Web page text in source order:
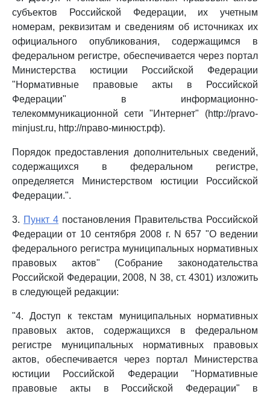
субъектов Российской Федерации, их учетным
номерам, реквизитам и сведениям об источниках их
официального опубликования, содержащимся в
федеральном регистре, обеспечивается через портал
Министерства юстиции Российской Федерации
"Нормативные правовые акты в Российской
Федерации" в информационно-
телекоммуникационной сети "Интернет" (http://pravo-
minjust.ru, http://право-минюст.рф).
Порядок предоставления дополнительных сведений,
содержащихся в федеральном регистре,
определяется Министерством юстиции Российской
Федерации.".
3. Пункт 4 постановления Правительства Российской
Федерации от 10 сентября 2008 г. N 657 "О ведении
федерального регистра муниципальных нормативных
правовых актов" (Собрание законодательства
Российской Федерации, 2008, N 38, ст. 4301) изложить
в следующей редакции:
"4. Доступ к текстам муниципальных нормативных
правовых актов, содержащихся в федеральном
регистре муниципальных нормативных правовых
актов, обеспечивается через портал Министерства
юстиции Российской Федерации "Нормативные
правовые акты в Российской Федерации" в